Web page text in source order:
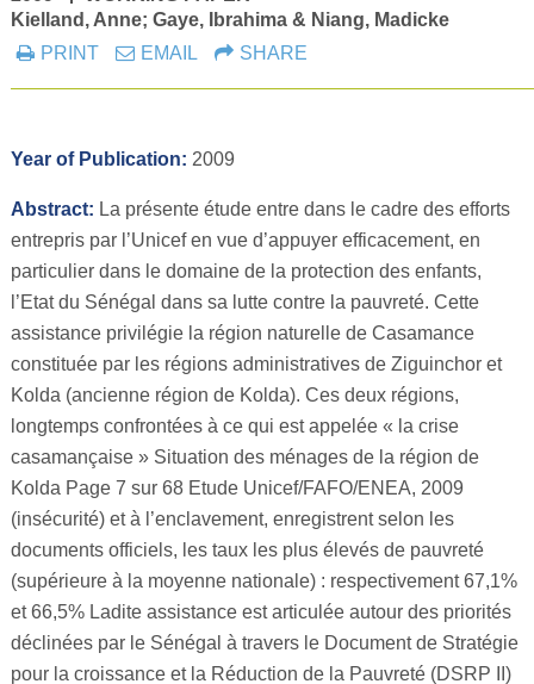
Kielland, Anne; Gaye, Ibrahima & Niang, Madicke
PRINT
EMAIL SHARE
Year of Publication: 2009
Abstract: La présente étude entre dans le cadre des efforts
entrepris par l’Unicef en vue d’appuyer efficacement, en
particulier dans le domaine de la protection des enfants,
l’Etat du Sénégal dans sa lutte contre la pauvreté. Cette
assistance privilégie la région naturelle de Casamance
constituée par les régions administratives de Ziguinchor et
Kolda (ancienne région de Kolda). Ces deux régions,
longtemps confrontées à ce qui est appelée « la crise
casamançaise » Situation des ménages de la région de
Kolda Page 7 sur 68 Etude Unicef/FAFO/ENEA, 2009
(insécurité) et à l’enclavement, enregistrent selon les
documents officiels, les taux les plus élevés de pauvreté
(supérieure à la moyenne nationale) : respectivement 67,1%
et 66,5% Ladite assistance est articulée autour des priorités
déclinées par le Sénégal à travers le Document de Stratégie
pour la croissance et la Réduction de la Pauvreté (DSRP II)